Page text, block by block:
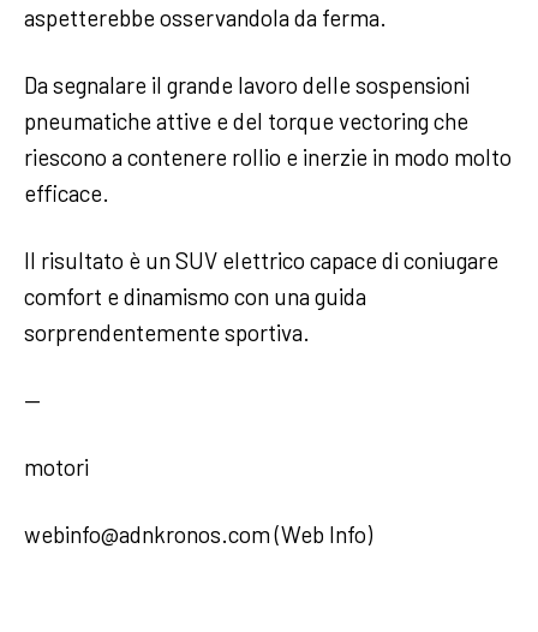
aspetterebbe osservandola da ferma.
Da segnalare il grande lavoro delle sospensioni
pneumatiche attive e del torque vectoring che
riescono a contenere rollio e inerzie in modo molto
efficace.
Il risultato è un SUV elettrico capace di coniugare
comfort e dinamismo con una guida
sorprendentemente sportiva.
—
motori
webinfo@adnkronos.com (Web Info)